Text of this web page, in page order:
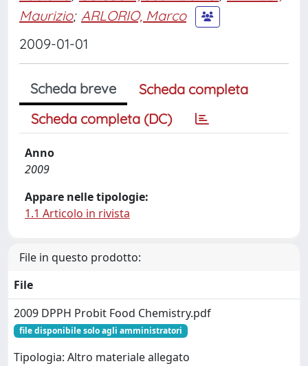
Maurizio; ARLORIO, Marco
2009-01-01
Scheda breve
Scheda completa
Scheda completa (DC)
Anno
2009
Appare nelle tipologie:
1.1 Articolo in rivista
File in questo prodotto:
File
2009 DPPH Probit Food Chemistry.pdf
file disponibile solo agli amministratori
Tipologia: Altro materiale allegato